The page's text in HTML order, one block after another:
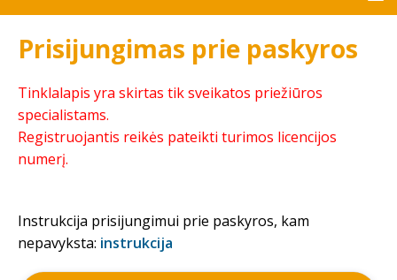
Prisijungimas prie paskyros
Tinklalapis yra skirtas tik sveikatos priežiūros
specialistams.
Registruojantis reikės pateikti turimos licencijos
numerį.
Instrukcija prisijungimui prie paskyros, kam
nepavyksta: instrukcija